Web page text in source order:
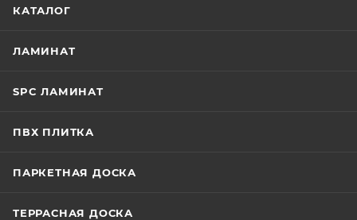
КАТАЛОГ
ЛАМИНАТ
SPC ЛАМИНАТ
ПВХ ПЛИТКА
ПАРКЕТНАЯ ДОСКА
ТЕРРАСНАЯ ДОСКА